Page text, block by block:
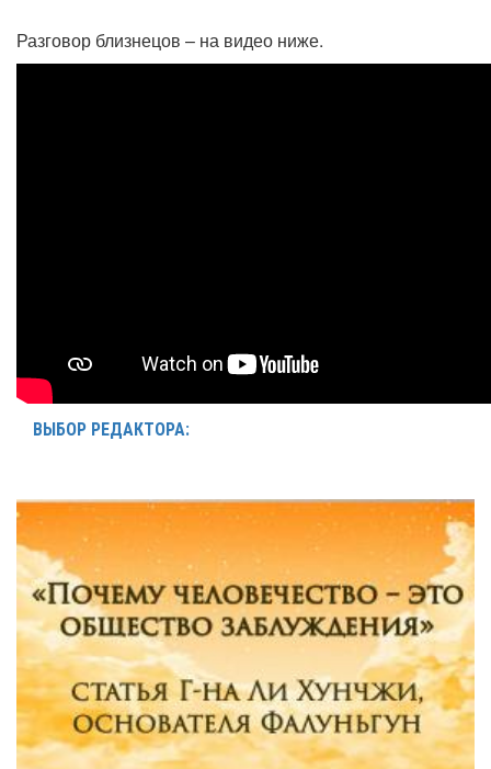
Разговор близнецов – на видео ниже.
ВЫБОР РЕДАКТОРА: